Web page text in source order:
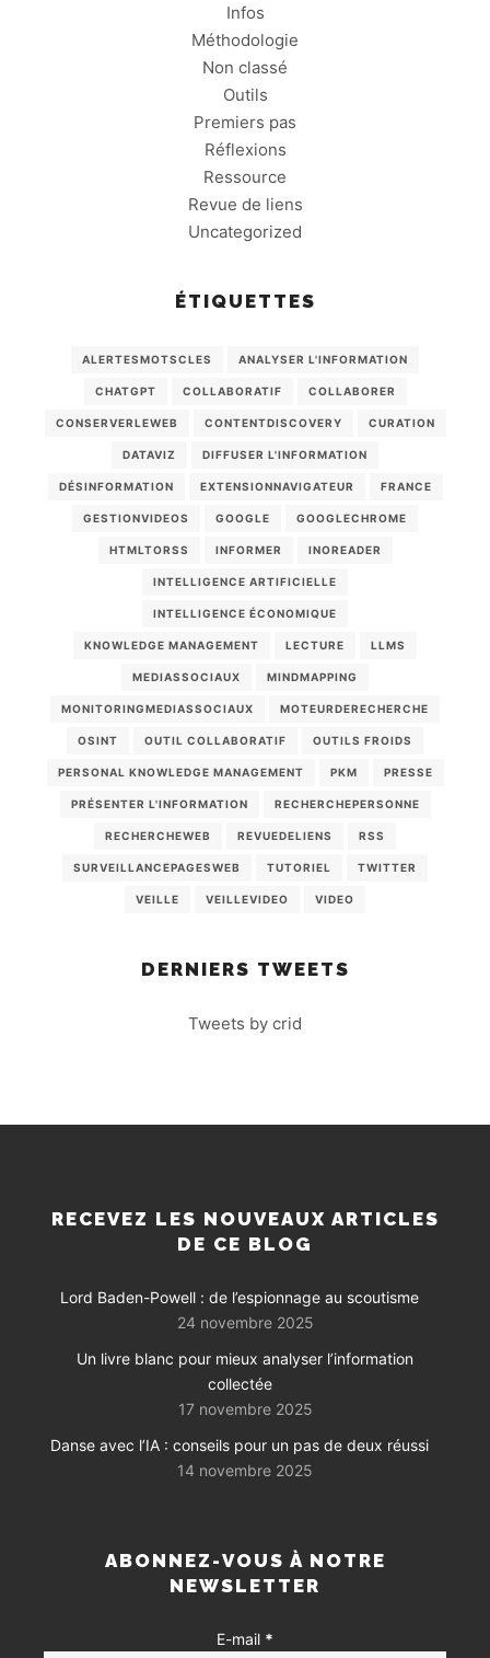
Infos
Méthodologie
Non classé
Outils
Premiers pas
Réflexions
Ressource
Revue de liens
Uncategorized
ÉTIQUETTES
ALERTESMOTSCLES ANALYSER L'INFORMATION
CHATGPT COLLABORATIF COLLABORER
CONSERVERLEWEB CONTENTDISCOVERY CURATION
DATAVIZ DIFFUSER L'INFORMATION
DÉSINFORMATION EXTENSIONNAVIGATEUR FRANCE
GESTIONVIDEOS GOOGLE GOOGLECHROME
HTMLTORSS INFORMER INOREADER
INTELLIGENCE ARTIFICIELLE
INTELLIGENCE ÉCONOMIQUE
KNOWLEDGE MANAGEMENT LECTURE LLMS
MEDIASSOCIAUX MINDMAPPING
MONITORINGMEDIASSOCIAUX MOTEURDERECHERCHE
OSINT OUTIL COLLABORATIF OUTILS FROIDS
PERSONAL KNOWLEDGE MANAGEMENT PKM PRESSE
PRÉSENTER L'INFORMATION RECHERCHEPERSONNE
RECHERCHEWEB REVUEDELIENS RSS
SURVEILLANCEPAGESWEB TUTORIEL TWITTER
VEILLE VEILLEVIDEO VIDEO
DERNIERS TWEETS
Tweets by crid
RECEVEZ LES NOUVEAUX ARTICLES
DE CE BLOG
Lord Baden-Powell : de l’espionnage au scoutisme
24 novembre 2025
Un livre blanc pour mieux analyser l’information
collectée
17 novembre 2025
Danse avec l’IA : conseils pour un pas de deux réussi
14 novembre 2025
ABONNEZ-VOUS À NOTRE
NEWSLETTER
E-mail *